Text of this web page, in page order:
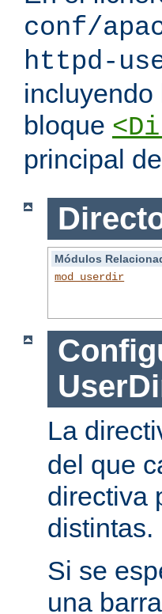
conf/
httpd-
bloque
principal
Módulos
mod_userdir
La
del que
directiva
distintas.
Si se
una